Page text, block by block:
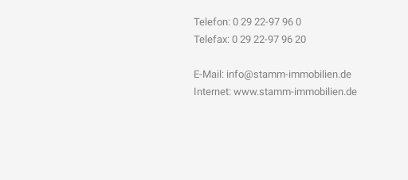
Telefon: 0 29 22-97 96 0
Telefax: 0 29 22-97 96 20
E-Mail: info@stamm-immobilien.de
Internet: www.stamm-immobilien.de